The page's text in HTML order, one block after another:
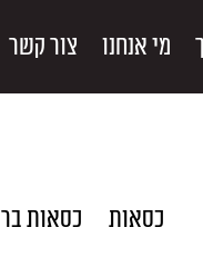
מי אנחנו צור קשר
כסאות כסאות בר